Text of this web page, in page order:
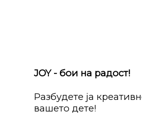
JOY - бои на радост!
Разбудете ја
вашето дете!